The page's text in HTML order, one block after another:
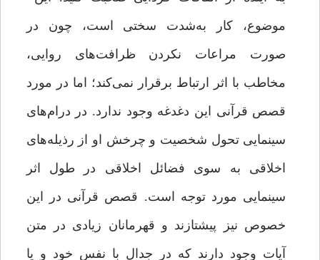
موضوع، کار به‌شدت سختی است، چون در
صورت مراعات نکردن ظرافت‌های روایی،
مخاطب با اثر ارتباط برقرار نمی‌کند؛ اما در مورد
قصص قرآنی این دغدغه وجود ندارد. در درام‌های
سینمایی تحول شخصیت و چرخش او از رذیله‌های
اخلاقی به سوی فضائل اخلاقی در طول اثر
سینمایی مورد توجه است. قصص قرآنی در این
خصوص نیز پیشتازند و قهرمانان زیادی در متن
آیات وجود دارند که در جدال با نفس خود و یا